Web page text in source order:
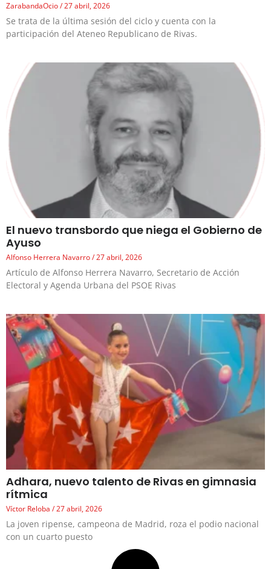
ZarabandaOcio 27 abril, 2026
Se trata de la última sesión del ciclo y cuenta con la
participación del Ateneo Republicano de Rivas.
El nuevo transbordo que niega el Gobierno de
Ayuso
Alfonso Herrera Navarro 27 abril, 2026
Artículo de Alfonso Herrera Navarro, Secretario de Acción
Electoral y Agenda Urbana del PSOE Rivas
Adhara, nuevo talento de Rivas en gimnasia
rítmica
Víctor Reloba 27 abril, 2026
La joven ripense, campeona de Madrid, roza el podio nacional
con un cuarto puesto